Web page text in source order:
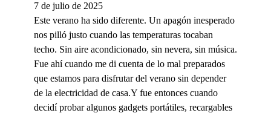
7 de julio de 2025
Este verano ha sido diferente. Un apagón inesperado
nos pilló justo cuando las temperaturas tocaban
techo. Sin aire acondicionado, sin nevera, sin música.
Fue ahí cuando me di cuenta de lo mal preparados
que estamos para disfrutar del verano sin depender
de la electricidad de casa.Y fue entonces cuando
decidí probar algunos gadgets portátiles, recargables